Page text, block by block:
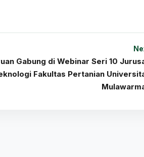
Gabung di Webinar Seri 10
Fakultas Pertanian